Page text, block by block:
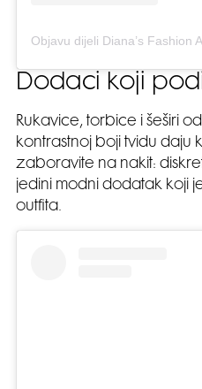
Dodaci koji
Rukavice, torbice i šeširi
kontrastnoj boji tvidu daju
zaboravite na nakit:
jedini modni dodatak koji
outfita.